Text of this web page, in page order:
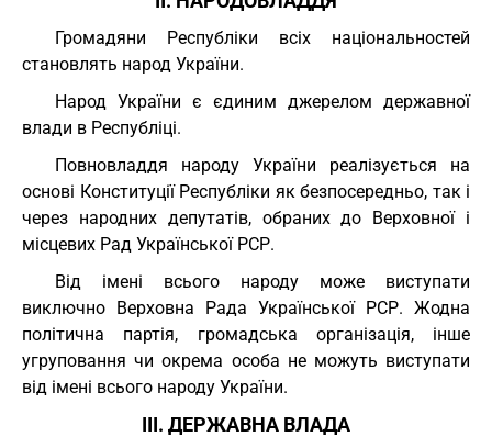
Громадяни Республіки всіх національностей
становлять народ України.
Народ України є єдиним джерелом державної
влади в Республіці.
Повновладдя народу України реалізується на
основі Конституції Республіки як безпосередньо, так і
через народних депутатів, обраних до Верховної і
місцевих Рад Української РСР.
Від імені всього народу може виступати
виключно Верховна Рада Української РСР. Жодна
політична партія, громадська організація, інше
угруповання чи окрема особа не можуть виступати
від імені всього народу України.
III. ДЕРЖАВНА ВЛАДА